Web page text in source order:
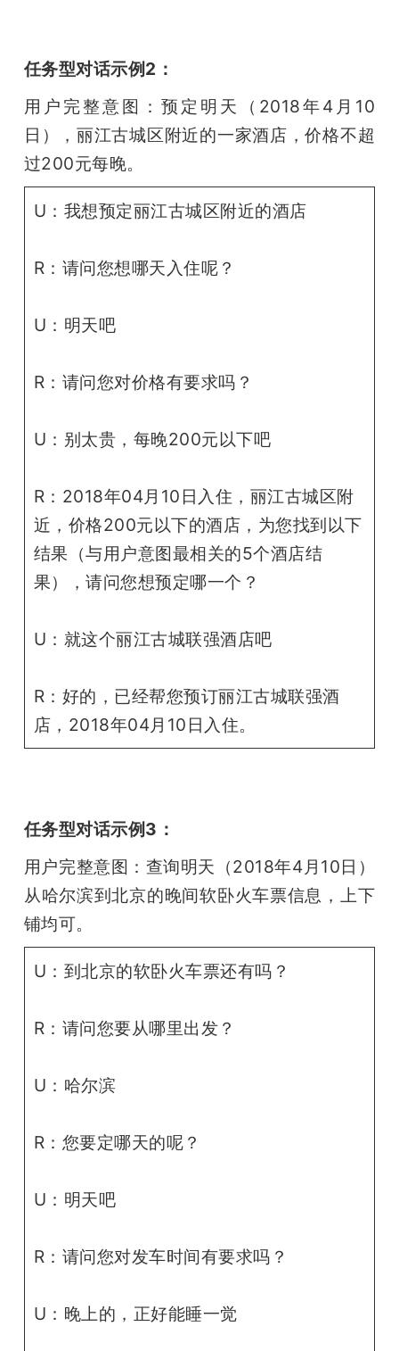
任务型对话示例2：
用户完整意图：预定明天（2018年4月10
日），丽江古城区附近的一家酒店，价格不超
过200元每晚。
U：我想预定丽江古城区附近的酒店
R：请问您想哪天入住呢？
U：明天吧
R：请问您对价格有要求吗？
U：别太贵，每晚200元以下吧
R：2018年04月10日入住，丽江古城区附
近，价格200元以下的酒店，为您找到以下
结果（与用户意图最相关的5个酒店结
果），请问您想预定哪一个？
U：就这个丽江古城联强酒店吧
R：好的，已经帮您预订丽江古城联强酒
店，2018年04月10日入住。
任务型对话示例3：
用户完整意图：查询明天（2018年4月10日）
从哈尔滨到北京的晚间软卧火车票信息，上下
铺均可。
U：到北京的软卧火车票还有吗？
R：请问您要从哪里出发？
U：哈尔滨
R：您要定哪天的呢？
U：明天吧
R：请问您对发车时间有要求吗？
U：晚上的，正好能睡一觉